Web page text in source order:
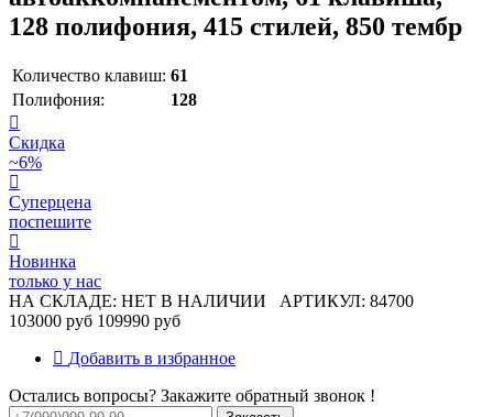
128 полифония, 415 стилей, 850 тембр
Количество клавиш: 61
Полифония:
128
Скидка
~6%
Суперцена
поспешите
Новинка
только у нас
НА СКЛАДЕ: НЕТ В НАЛИЧИИ АРТИКУЛ: 84700
103000 руб 109990 руб
Добавить в избранное
Остались вопросы? Закажите обратный звонок !